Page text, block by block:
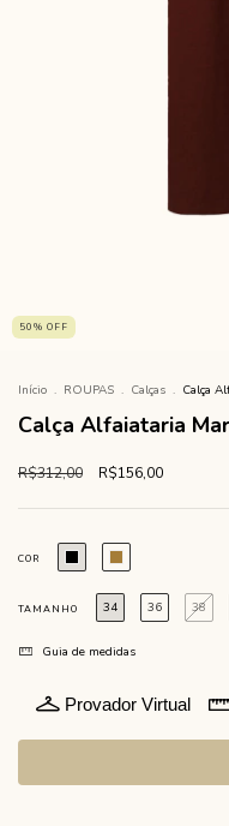
50% OFF
Início . ROUPAS . Calças . Calça
Calça Alfaiataria
R$312,00 R$156,00
COR
TAMANHO 34 36 38
Guia de medidas
Provador Virtual